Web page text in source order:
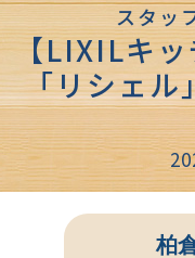
スタッ
【LIXILキ
「リシェル
柏